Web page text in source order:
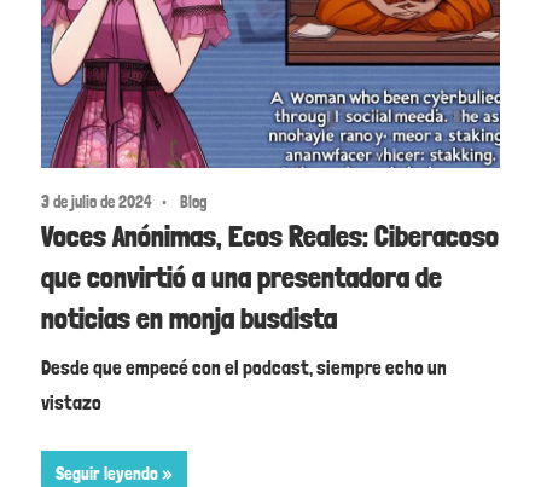
3 de julio de 2024 Blog
Voces Anónimas, Ecos Reales: Ciberacoso
que convirtió a una presentadora de
noticias en monja busdista
Desde que empecé con el podcast, siempre echo un
vistazo
Seguir leyendo